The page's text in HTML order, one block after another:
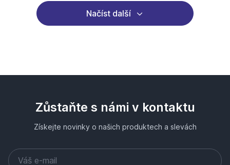
Načíst další
Zůstaňte s námi v kontaktu
Získejte novinky o našich produktech a slevách